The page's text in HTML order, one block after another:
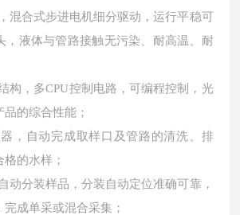
混合式步进电机细分驱动，运行平稳可
，液体与管路接触无污染、耐高温、耐
构，多CPU控制电路，可编程控制，光
的综合性能；
，自动完成取样口及管路的清洗、排
的水样；
动分装样品，分装自动定位准确可靠，
成单采或混合采集；